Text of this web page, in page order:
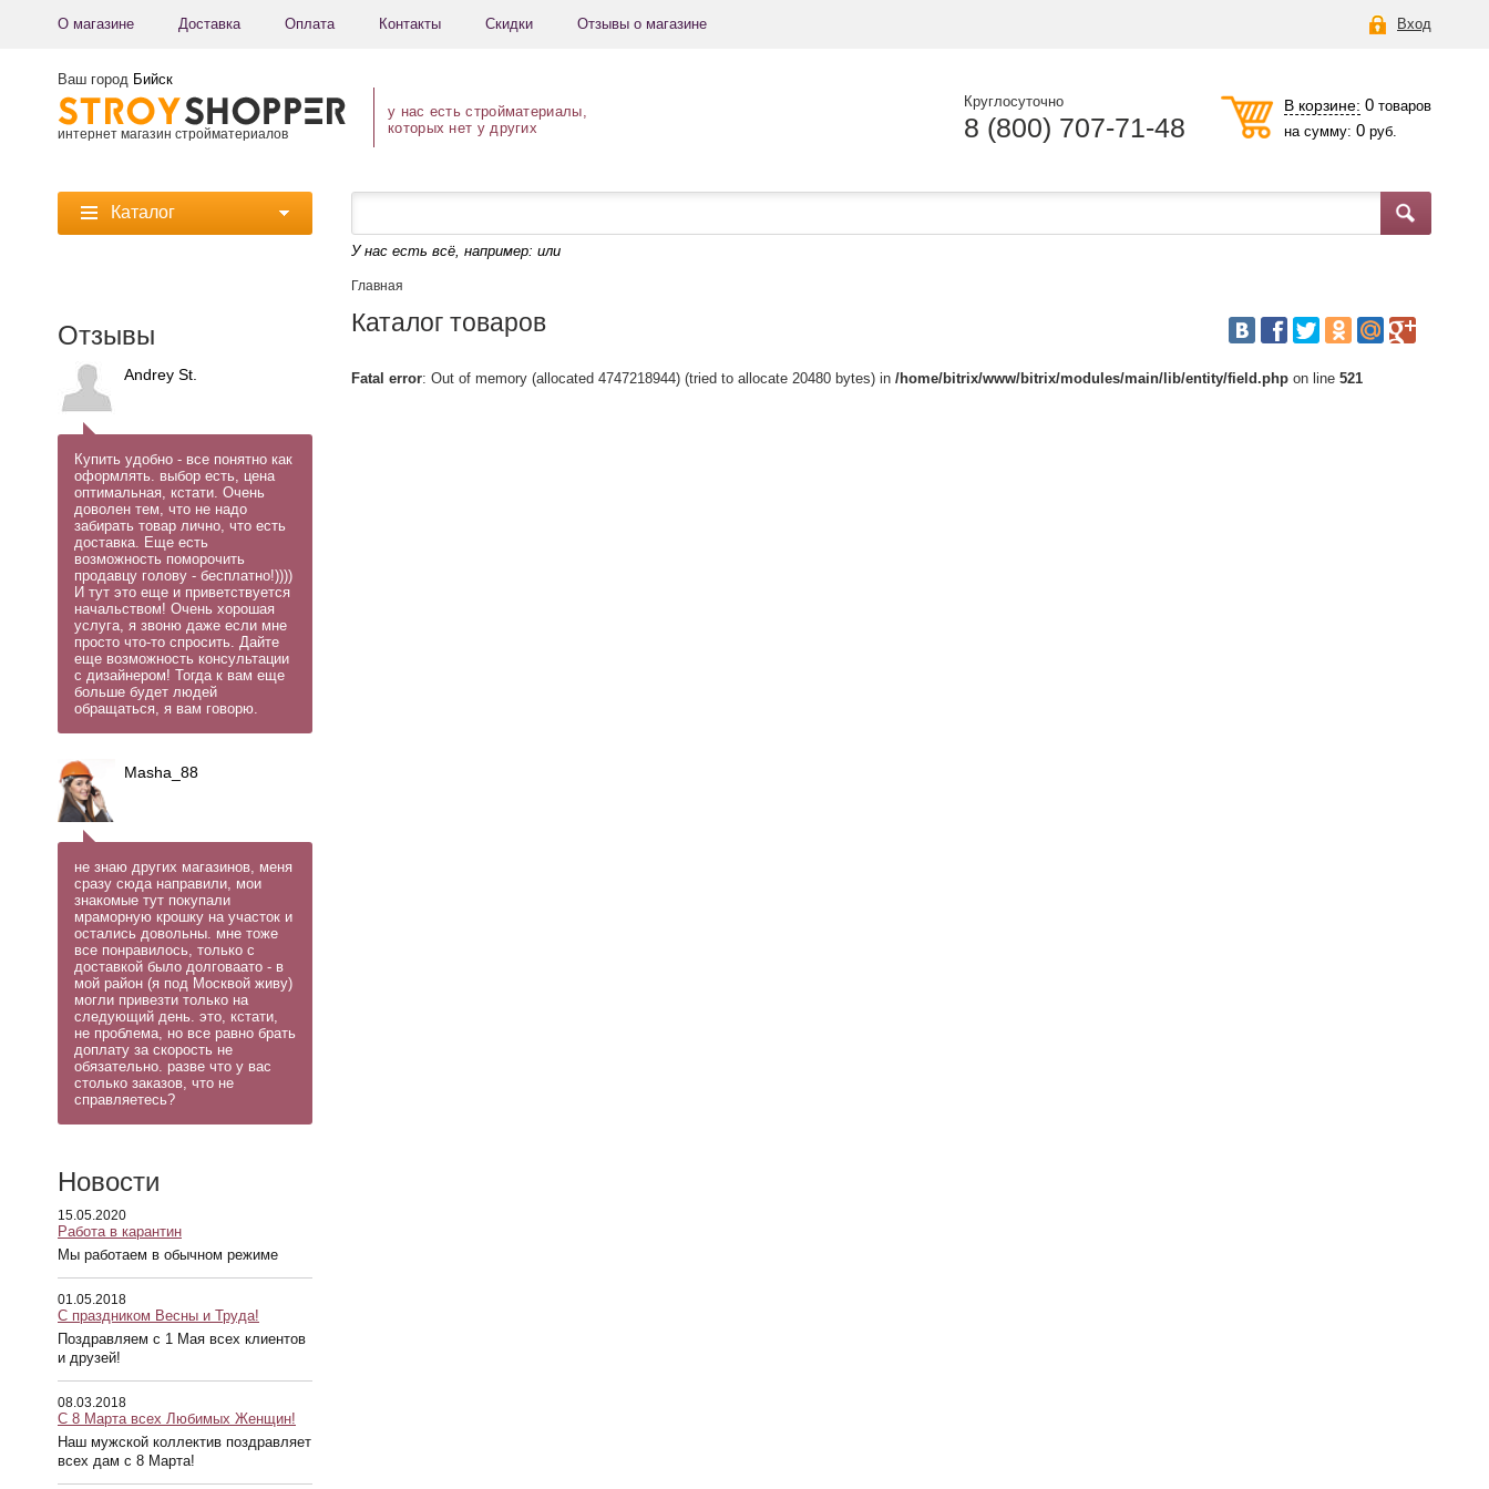
О магазине Доставка Оплата Контакты Скидки Отзывы о магазине Вход
Ваш город Бийск
интернет магазин стройматериалов
у нас есть стройматериалы,
которых нет у других
Круглосуточно
8 (800) 707-71-48
В корзине: 0 товаров
на сумму: 0 руб.
Каталог
У нас есть всё, например: или
Главная
Отзывы
Andrey St.
Купить удобно - все понятно как
оформлять. выбор есть, цена
оптимальная, кстати. Очень
доволен тем, что не надо
забирать товар лично, что есть
доставка. Еще есть
возможность поморочить
продавцу голову - бесплатно!))))
И тут это еще и приветствуется
начальством! Очень хорошая
услуга, я звоню даже если мне
просто что-то спросить. Дайте
еще возможность консультации
с дизайнером! Тогда к вам еще
больше будет людей
обращаться, я вам говорю.
Masha_88
не знаю других магазинов, меня
сразу сюда направили, мои
знакомые тут покупали
мраморную крошку на участок и
остались довольны. мне тоже
все понравилось, только с
доставкой было долговаато - в
мой район (я под Москвой живу)
могли привезти только на
следующий день. это, кстати,
не проблема, но все равно брать
доплату за скорость не
обязательно. разве что у вас
столько заказов, что не
справляетесь?
Новости
15.05.2020
Работа в карантин
Мы работаем в обычном режиме
01.05.2018
С праздником Весны и Труда!
Поздравляем с 1 Мая всех клиентов
и друзей!
08.03.2018
С 8 Марта всех Любимых Женщин!
Наш мужской коллектив поздравляет
всех дам с 8 Марта!
Каталог товаров
Fatal error: Out of memory (allocated 4747218944) (tried to allocate 20480 bytes) in /home/bitrix/www/bitrix/modules/main/lib/entity/field.php on line 521